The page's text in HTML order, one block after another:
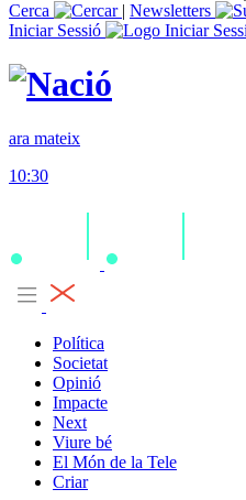
Cerca
| Newsletters
Iniciar Sessió
ara mateix
10:30
Política
Societat
Opinió
Impacte
Next
Viure bé
El Món de la Tele
Criar